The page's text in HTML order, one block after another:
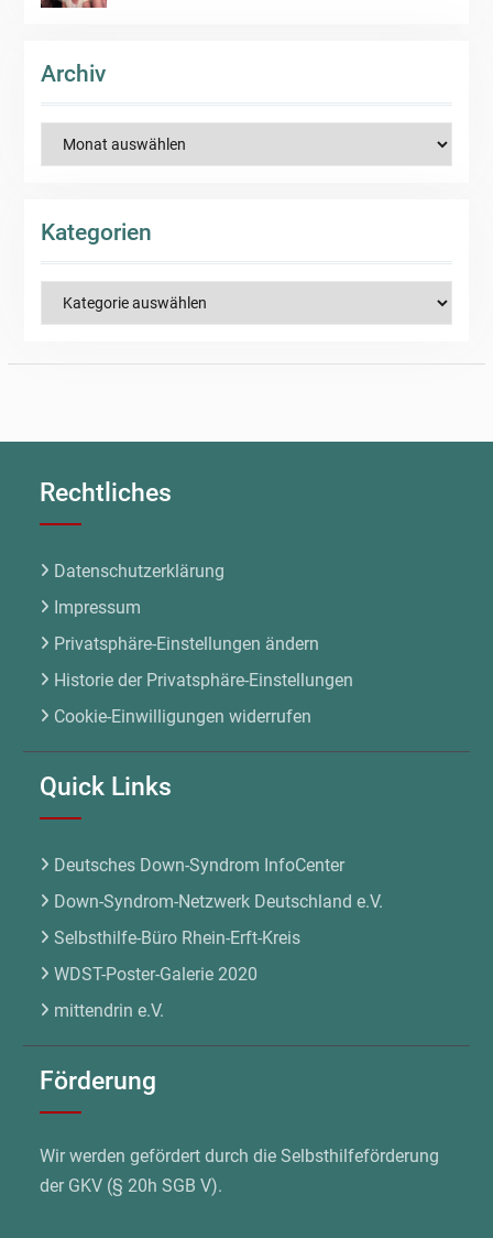
Archiv
Archiv
Kategorien
Kategorien
Rechtliches
Datenschutzerklärung
Impressum
Privatsphäre-Einstellungen ändern
Historie der Privatsphäre-Einstellungen
Cookie-Einwilligungen widerrufen
Quick Links
Deutsches Down-Syndrom InfoCenter
Down-Syndrom-Netzwerk Deutschland e.V.
Selbsthilfe-Büro Rhein-Erft-Kreis
WDST-Poster-Galerie 2020
mittendrin e.V.
Förderung
Wir werden gefördert durch die Selbsthilfeförderung
der GKV (§ 20h SGB V).